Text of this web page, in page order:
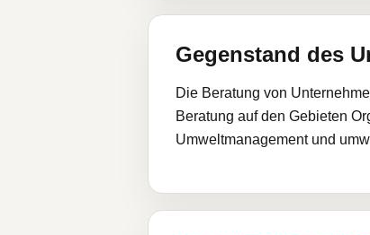
Gegenstand des
Die Beratung von
Beratung auf den Gebieten
Umweltmanagement und